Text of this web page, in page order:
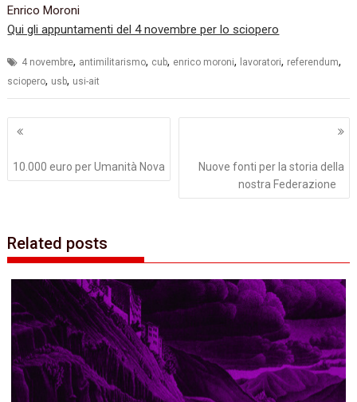
Enrico Moroni
Qui gli appuntamenti del 4 novembre per lo sciopero
4 novembre, antimilitarismo, cub, enrico moroni, lavoratori, referendum,
sciopero, usb, usi-ait
Navigazione
10.000 euro per Umanità Nova
Nuove fonti per la storia della
nostra Federazione
Related posts